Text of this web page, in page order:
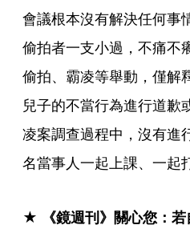
會議根本沒有解決任何事
偷拍者一支小過，不痛不
偷拍、霸凌等舉動，僅解
兒子的不當行為進行道歉
凌案調查過程中，沒有進
名當事人一起上課、一起
★ 《鏡週刊》關心您：若